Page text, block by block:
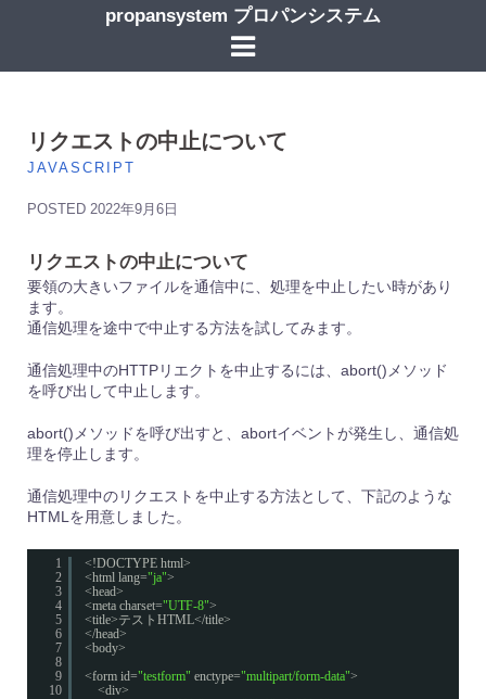
ン
propansystem プロパンシステム
リクエストの中止について
JAVASCRIPT
POSTED 2022年9月6日
リクエストの中止について
要領の大きいファイルを通信中に、処理を中止したい時があり
ます。
通信処理を途中で中止する方法を試してみます。
通信処理中のHTTPリエクトを中止するには、abort()メソッド
を呼び出して中止します。
abort()メソッドを呼び出すと、abortイベントが発生し、通信処
理を停止します。
通信処理中のリクエストを中止する方法として、下記のような
HTMLを用意しました。
1
2
3
4
5
6
7
8
9
10
<!DOCTYPE html>
<html lang="ja">
<head>
<meta charset="UTF-8">
<title>テストHTML</title>
</head>
<body>
<form id="testform" enctype="multipart/form-data">
<div>